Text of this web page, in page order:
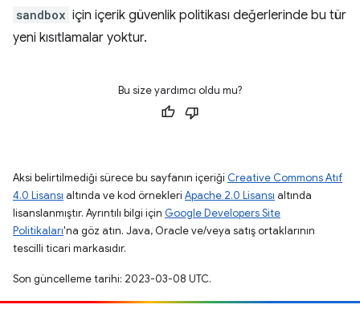
sandbox için içerik güvenlik politikası değerlerinde bu tür
yeni kısıtlamalar yoktur.
Bu size yardımcı oldu mu?
Aksi belirtilmediği sürece bu sayfanın içeriği Creative Commons Atıf
4.0 Lisansı altında ve kod örnekleri Apache 2.0 Lisansı altında
lisanslanmıştır. Ayrıntılı bilgi için Google Developers Site
Politikaları'na göz atın. Java, Oracle ve/veya satış ortaklarının
tescilli ticari markasıdır.
Son güncelleme tarihi: 2023-03-08 UTC.